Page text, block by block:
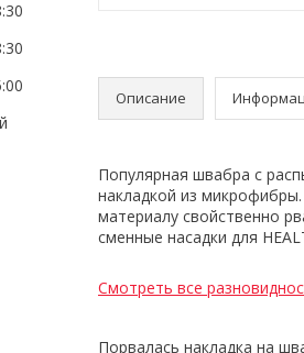
Описание
Популярная швабра с
накладкой из
материалу свойственно
сменные насадки для
Смотреть все
Порвалась накладка на